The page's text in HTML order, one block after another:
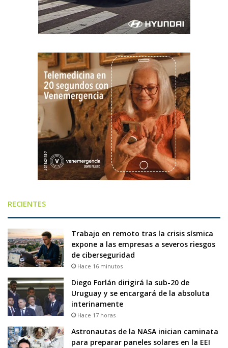
RECIENTES
Trabajo en remoto tras la crisis sísmica
expone a las empresas a severos riesgos
de ciberseguridad
Hace 16 minutos
Diego Forlán dirigirá la sub-20 de
Uruguay y se encargará de la absoluta
interinamente
Hace 17 horas
Astronautas de la NASA inician caminata
para preparar paneles solares en la EEI